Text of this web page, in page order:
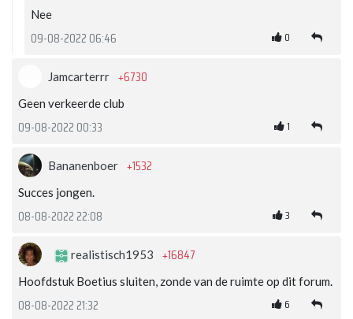
Nee
09-08-2022 06:46 0
Jamcarterrr +6730
Geen verkeerde club
09-08-2022 00:33 1
Bananenboer +1532
Succes jongen.
08-08-2022 22:08 3
realistisch1953 +16847
Hoofdstuk Boetius sluiten, zonde van de ruimte op dit forum.
08-08-2022 21:32 6